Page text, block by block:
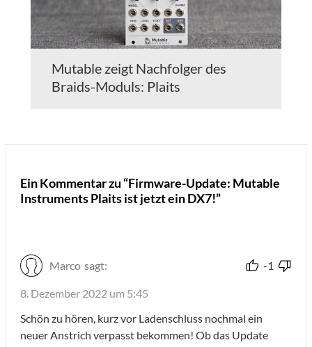
Mutable zeigt Nachfolger des
Braids-Moduls: Plaits
Ein Kommentar zu “Firmware-Update: Mutable
Instruments Plaits ist jetzt ein DX7!”
Marco sagt: -1
8. Dezember 2022 um 5:45
Schön zu hören, kurz vor Ladenschluss nochmal ein
neuer Anstrich verpasst bekommen! Ob das Update